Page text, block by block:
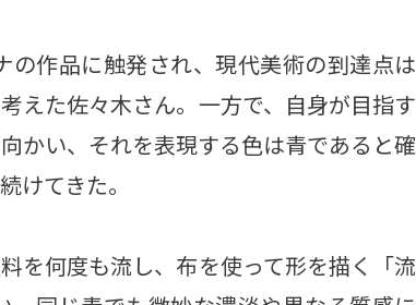
作品に触発され、現代美術の到達点は
えた佐々木さん。一方で、自身が目指す
かい、それを表現する色は青であると確
けてきた。
を何度も流し、布を使って形を描く「流